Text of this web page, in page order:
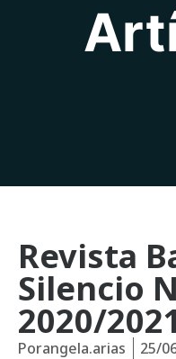
Revista
Silencio
2020/2021
Porangela.arias 25/